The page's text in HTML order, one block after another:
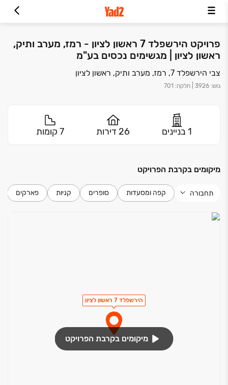
פרויקט הירשפלד 7 ראשון לציון - רמז, מערב ותיק,
ראשון לציון | מגשימים נכסים בע"מ
צבי הירשפלד 7, רמז, מערב ותיק, ראשון לציון
גוש:
3926 חלקה:
701
1 בניינים 26 דירות 7 קומות
מיקומים בקרבת הפרויקט
תחבורה קפה ומסעדות סופרים קניות פארקים
הירשפלד 7 ראשון לציון
מיקומים בקרבת הפרויקט